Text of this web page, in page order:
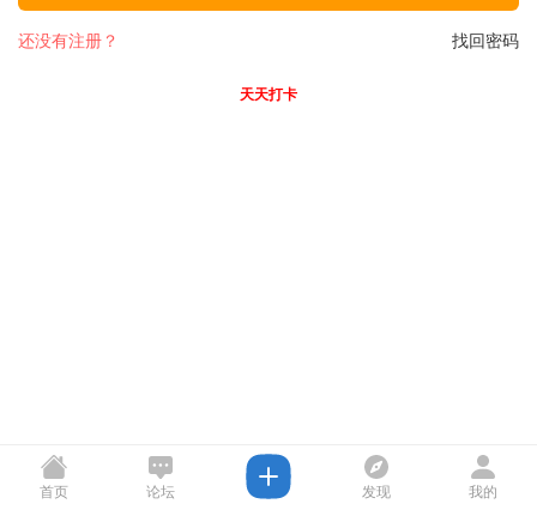
找回密码
还没有注册？
天天打卡
首页 论坛 发现 我的